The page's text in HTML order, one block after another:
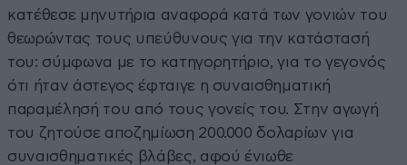
κατέθεσε μηνυτήρια αναφορά κατά των γονιών του
θεωρώντας τους υπεύθυνους για την κατάστασή
του: σύμφωνα με το κατηγορητήριο, για το γεγονός
ότι ήταν άστεγος έφταιγε η συναισθηματική
παραμέλησή του από τους γονείς του. Στην αγωγή
του ζητούσε αποζημίωση 200.000 δολαρίων για
συναισθηματικές βλάβες, αφού ένιωθε